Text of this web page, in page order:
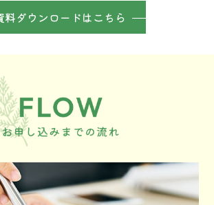
料ダウンロードはこちら